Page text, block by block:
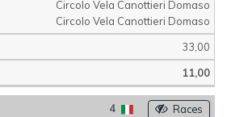
Circolo Vela Canottieri Domaso
Circolo Vela Canottieri Domaso
33,00
11,00
4 Races